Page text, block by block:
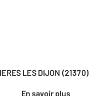
LES DIJON (21370)
En savoir plus